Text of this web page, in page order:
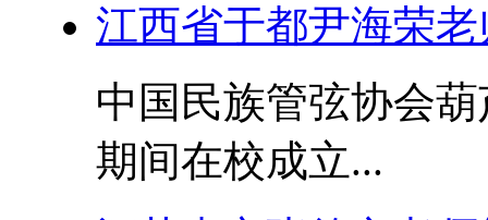
江西省于都尹海荣
中国民族管弦协会
期间在校成立...